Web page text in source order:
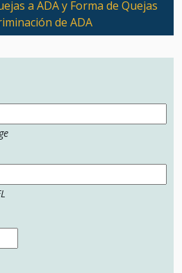
a ADA y Forma de Quejas
de ADA